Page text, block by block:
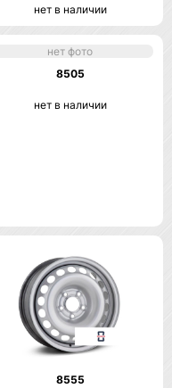
нет в наличии
нет фото
8505
нет в наличии
8555